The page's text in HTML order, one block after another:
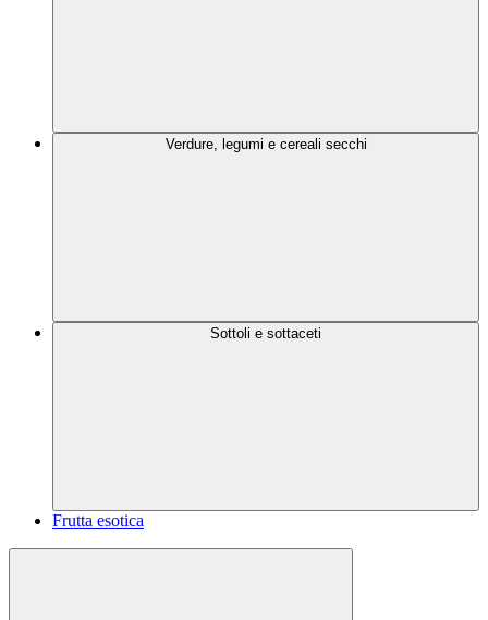
Verdure, legumi e cereali secchi
Sottoli e sottaceti
Frutta esotica